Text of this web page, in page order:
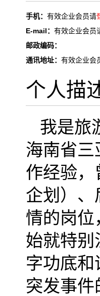
手机： 有效企业会员请
E-mail： 有效企业会员
邮政编码：
通讯地址： 有效企业会
个人描
我是旅
海南省三
作经验，
企划）、
情的岗位
始就特别
字功底
突发事